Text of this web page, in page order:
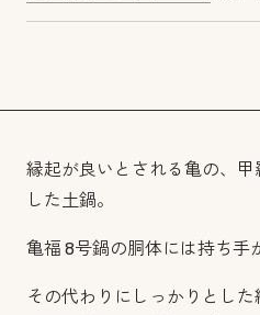
縁起が良いとされる亀の、
した土鍋。
亀福 8号鍋の胴体には持ち手
その代わりにしっかりとし